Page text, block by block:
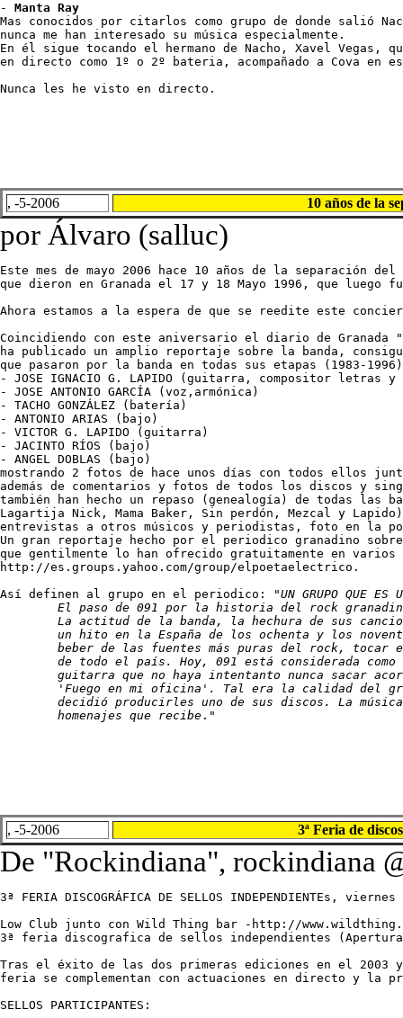
- Manta Ray
Mas conocidos por citarlos como grupo de donde salió
nunca me han interesado su música especialmente.
En él sigue tocando el hermano de Nacho, Xavel Vegas,
en directo como 1º o 2º bateria, acompañado a Cova en
Nunca les he visto en directo.
, -5-2006 10 años de la
por Álvaro (salluc)
Este mes de mayo 2006 hace 10 años de la separación
que dieron en Granada el 17 y 18 Mayo 1996, que luego
Ahora estamos a la espera de que se reedite este
Coincidiendo con este aniversario el diario de Granada "
ha publicado un amplio reportaje sobre la banda,
que pasaron por la banda en todas sus etapas (1983-
- JOSE IGNACIO G. LAPIDO (guitarra, compositor letras y
- JOSE ANTONIO GARCÍA (voz,armónica)
- TACHO GONZÁLEZ (batería)
- ANTONIO ARIAS (bajo)
- VICTOR G. LAPIDO (guitarra)
- JACINTO RÍOS (bajo)
- ANGEL DOBLAS (bajo)
mostrando 2 fotos de hace unos días con todos ellos
además de comentarios y fotos de todos los discos y
también han hecho un repaso (genealogía) de todas las
Lagartija Nick, Mama Baker, Sin perdón, Mezcal y
entrevistas a otros músicos y periodistas, foto en la
Un gran reportaje hecho por el periodico granadino
que gentilmente lo han ofrecido gratuitamente en
http://es.groups.yahoo.com/group/elpoetaelectrico.
Así definen al grupo en el periodico: "UN GRUPO QUE ES
	homenajes que recibe
."
, -5-2006 3ª Feria de
De "Rockindiana", rockindiana
3ª FERIA DISCOGRÁFICA DE SELLOS INDEPENDIENTEs,
Low Club junto con Wild Thing bar -http://
3ª feria discografica de sellos independientes
Tras el éxito de las dos primeras ediciones en el 2003
feria se complementan con actuaciones en directo y la
SELLOS PARTICIPANTES: